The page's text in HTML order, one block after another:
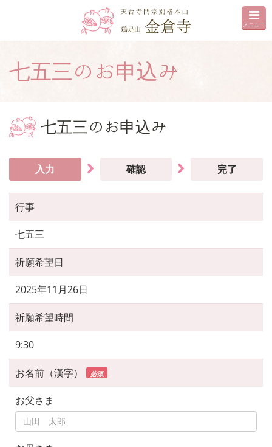
メニュー
七五三のお申込み
七五三のお申込み
入力 確認 完了
行事
七五三
祈願希望日
2025年11月26日
祈願希望時間
9:30
お名前（漢字） 必須
お父さま